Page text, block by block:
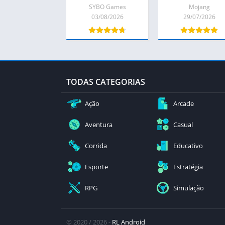
SYBO Games
03/08/2026
Mojang
29/07/2026
TODAS CATEGORIAS
Ação Arcade
Aventura Casual
Corrida Educativo
Esporte Estratégia
RPG Simulação
© 2020 / 2026 - RL Android